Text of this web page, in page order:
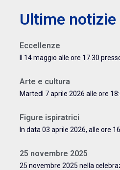
Ultime notizie
Eccellenze
Il 14 maggio alle ore 17.30
Arte e cultura
Martedì 7 aprile 2026 alle ore
Figure ispiratrici
In data 03 aprile 2026, alle ore
25 novembre 2025
25 novembre 2025 nella